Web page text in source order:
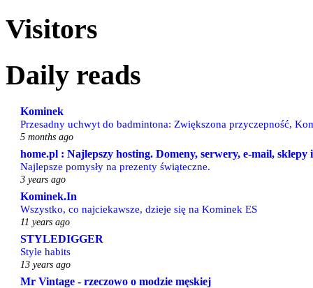
Visitors
Daily reads
Kominek
Przesadny uchwyt do badmintona: Zwiększona przyczepność,
5 months ago
home.pl : Najlepszy hosting. Domeny, serwery, e-mail, sklepy
Najlepsze pomysły na prezenty świąteczne.
3 years ago
Kominek.In
Wszystko, co najciekawsze, dzieje się na Kominek ES
11 years ago
STYLEDIGGER
Style habits
13 years ago
Mr Vintage - rzeczowo o modzie męskiej